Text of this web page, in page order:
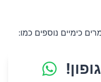
כימיים נוספים כמו: